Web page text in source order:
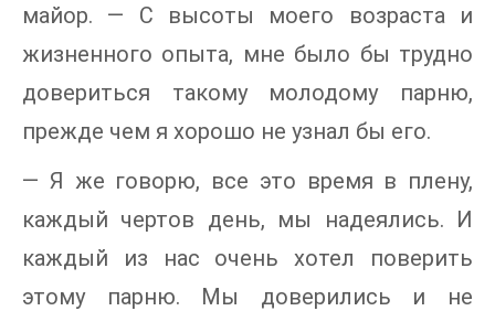
майор. — С высоты моего возраста и
жизненного опыта, мне было бы трудно
довериться такому молодому парню,
прежде чем я хорошо не узнал бы его.
— Я же говорю, все это время в плену,
каждый чертов день, мы надеялись. И
каждый из нас очень хотел поверить
этому парню. Мы доверились и не